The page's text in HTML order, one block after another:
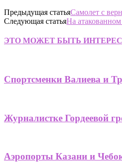
Предыдущая статьяСамолет с
Следующая статьяНа
ЭТО МОЖЕТ БЫТЬ
Спортсменки Валиева и
Журналистке Гордеевой
Аэропорты Казани и